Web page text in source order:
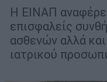
Η ΕΙΝΑΠ
επισφαλείς
ασθενών αλλά
ιατρικού